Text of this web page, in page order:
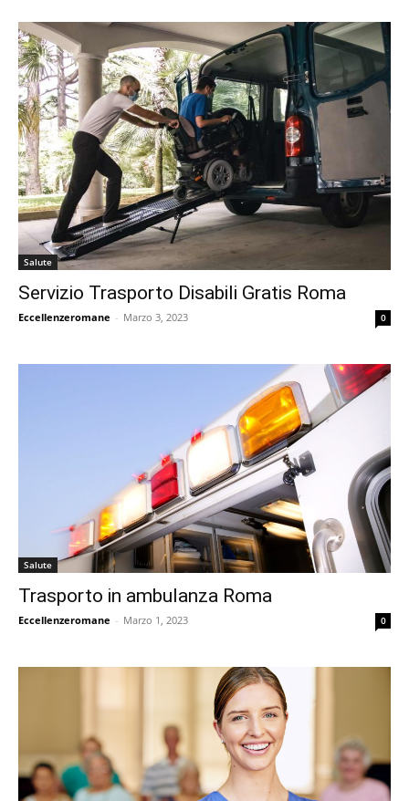
Salute
Servizio Trasporto Disabili Gratis Roma
Eccellenzeromane - Marzo 3, 2023 0
Salute
Trasporto in ambulanza Roma
Eccellenzeromane - Marzo 1, 2023 0